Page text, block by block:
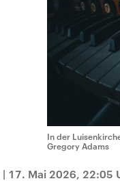
In der
Gregory Adams
| 17. Mai 2026, 22:05